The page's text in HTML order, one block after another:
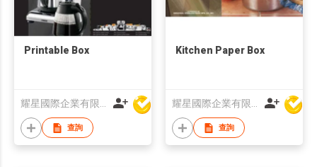
Printable Box
耀星國際企業有限公司
查詢
Kitchen Paper Box
耀星國際企業有限公司
查詢